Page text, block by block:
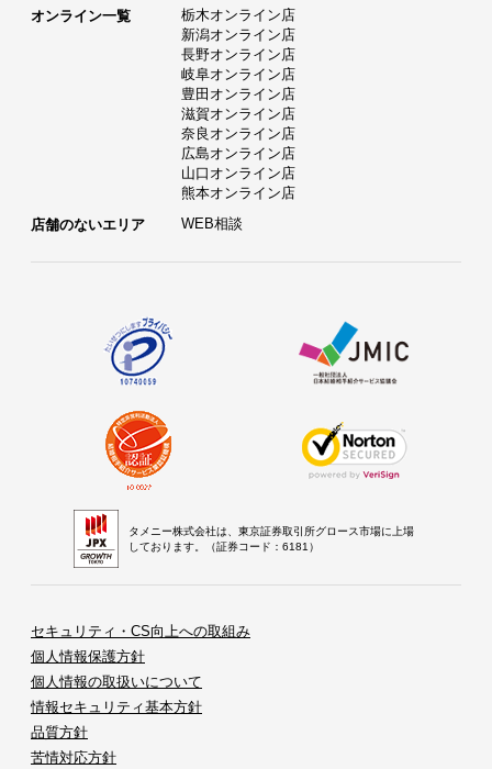
オンライン一覧
栃木オンライン店
新潟オンライン店
長野オンライン店
岐阜オンライン店
豊田オンライン店
滋賀オンライン店
奈良オンライン店
広島オンライン店
山口オンライン店
熊本オンライン店
店舗のないエリア
WEB相談
タメニー株式会社は、東京証券取引所グロース市場に上場
しております。（証券コード：6181）
セキュリティ・CS向上への取組み
個人情報保護方針
個人情報の取扱いについて
情報セキュリティ基本方針
品質方針
苦情対応方針